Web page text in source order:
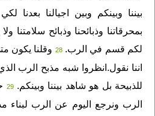
بيننا وبينكم وبين اجيالنا بعدنا
بمحرقاتنا وذبائحنا وذبائح سلامتنا
لكم قسم في الرب. 28وقلنا يكون متى
اننا نقول.انظروا شبه مذبح الرب
للذبيحة بل هو شاهد بيننا وبينكم. 29
الرب ونرجع اليوم عن الرب لبناء